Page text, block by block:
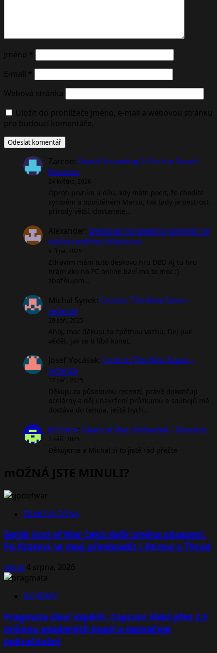
Jméno *
E-mail *
Webová stránka
Uložit do prohlížeče jméno, e-mail a webovou stránku
pro budoucí komentáře.
Zarcon: Death Stranding 2: On the Beach –
Recenze
24 května, 2026
Oproti prvním u dílu, kdy máte pocit, že chodíte
syrovém a opuštěném Marsu, tak tady je pestrost
přírody větší, dostanete…
Alexander: Desková hra Dead by Daylight se
dočká rozšíření Malicious
9 října, 2025
Zdravím mám tuto deskovu hru DBD Aj tu hru
hrám ako na PC online baví ma to moc :)
zbožňujem…
Michal Synek: Cronos: The New Dawn –
recenze
29 září, 2025
Ahoj, moc děkuju za zpětnou vazbu. Dej pak
vědět, jak se ti líbil konec.
Josef Vocásek: Cronos: The New Dawn –
recenze
17 září, 2025
Děkuju za působivou recenzí, právě dokončuji
ocelárny a děj i navržení průzkumu a soubojů mě
dostává do tempa, ještě bych…
Jiří Hora: Gears of War: Reloaded – Recenze
2 září, 2025
Děkujeme a Michal si to jistě rád přečte
mOŽNÁ JSTE MINULI?
FILMOVÁ ZÓNA
Seriál God of War čeká další změna obsazení.
Po Kratovi se mají přeobsadit i Atreus a Thrud
Jakub 4 srpna, 2026
NOVINKY
Pragmata slaví úspěch. Capcom hlásí přes 2,5
milionu prodaných kopií a naznačuje
pokračování